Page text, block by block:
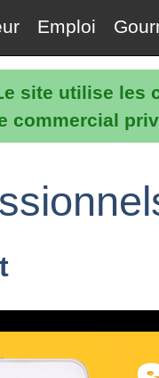
site utilise les
commercial
Emploi